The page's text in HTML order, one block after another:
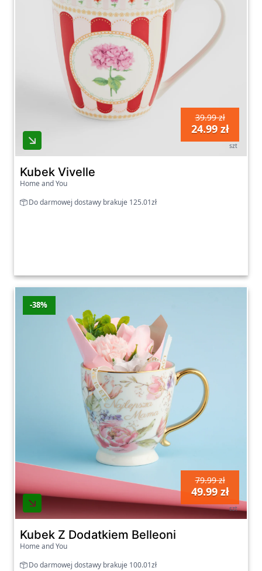
39.99 zł
24.99 zł
szt
Kubek Vivelle
Home and You
Do darmowej dostawy brakuje 125.01zł
-38%
79.99 zł
49.99 zł
szt
Kubek Z Dodatkiem Belleoni
Home and You
Do darmowej dostawy brakuje 100.01zł